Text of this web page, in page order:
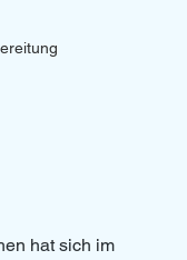
hat sich im